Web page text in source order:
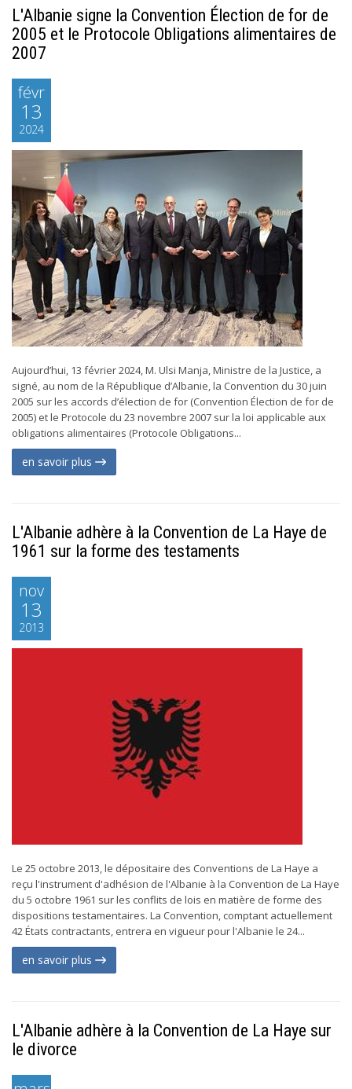
L'Albanie signe la Convention Élection de for de
2005 et le Protocole Obligations alimentaires de
2007
févr
13
2024
Aujourd’hui, 13 février 2024, M. Ulsi Manja, Ministre de la Justice, a
signé, au nom de la République d’Albanie, la Convention du 30 juin
2005 sur les accords d’élection de for (Convention Élection de for de
2005) et le Protocole du 23 novembre 2007 sur la loi applicable aux
obligations alimentaires (Protocole Obligations...
en savoir plus
L'Albanie adhère à la Convention de La Haye de
1961 sur la forme des testaments
nov
13
2013
Le 25 octobre 2013, le dépositaire des Conventions de La Haye a
reçu l'instrument d'adhésion de l'Albanie à la Convention de La Haye
du 5 octobre 1961 sur les conflits de lois en matière de forme des
dispositions testamentaires. La Convention, comptant actuellement
42 États contractants, entrera en vigueur pour l'Albanie le 24...
en savoir plus
L'Albanie adhère à la Convention de La Haye sur
le divorce